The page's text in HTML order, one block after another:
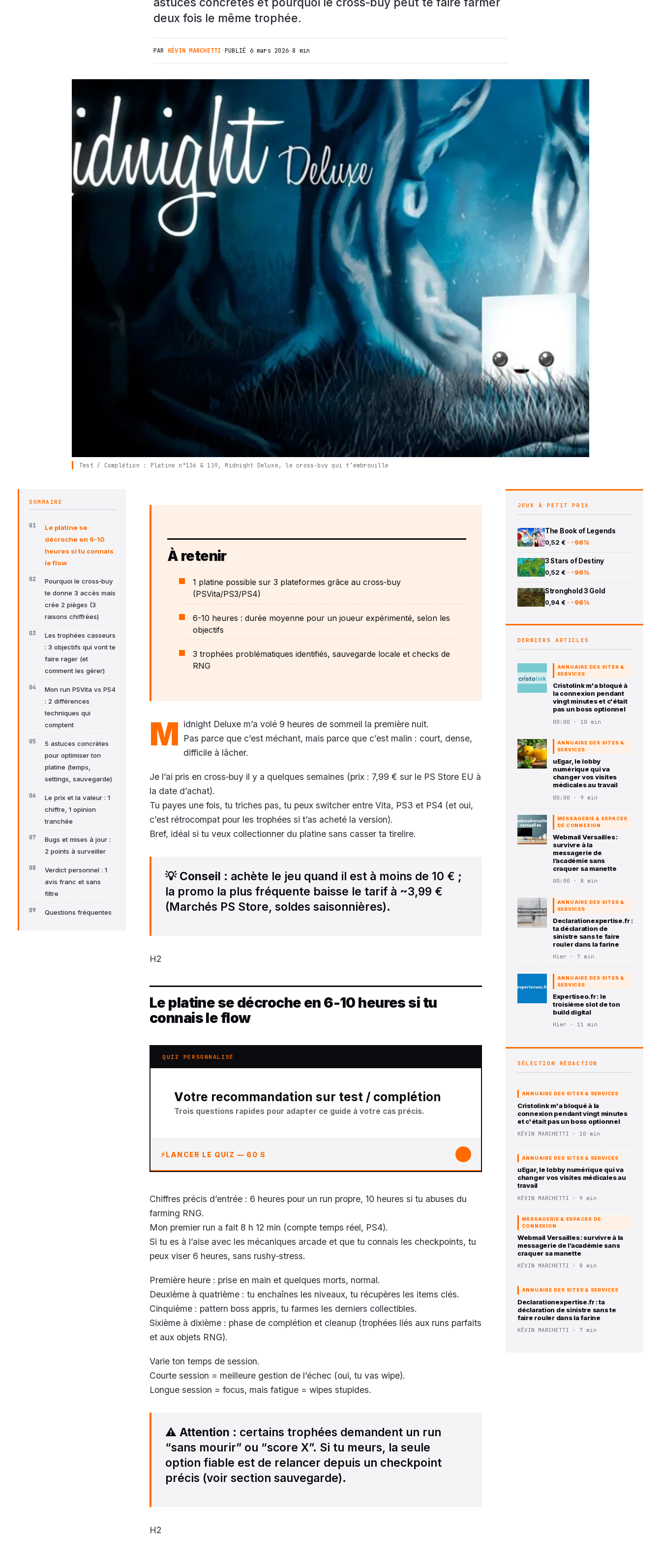
deux fois le même trophée.
PAR KÉVIN MARCHETTI ·PUBLIÉ 6 mars 2026·8 min
Test / Complétion : Platine n°136 & 139, Midnight Deluxe, le cross‑buy qui t’embrouille
SOMMAIRE
Le platine se
décroche en 6-10
heures si tu connais
le flow
Pourquoi le cross‑buy
te donne 3 accès mais
crée 2 pièges (3
raisons chiffrées)
Les trophées casseurs
: 3 objectifs qui vont te
faire rager (et
comment les gérer)
Mon run PSVita vs PS4
: 2 différences
techniques qui
comptent
5 astuces concrètes
pour optimiser ton
platine (temps,
settings, sauvegarde)
Le prix et la valeur : 1
chiffre, 1 opinion
tranchée
Bugs et mises à jour :
2 points à surveiller
Verdict personnel : 1
avis franc et sans
filtre
Questions fréquentes
À retenir
1 platine possible sur 3 plateformes grâce au cross‑buy
(PSVita/PS3/PS4)
6-10 heures : durée moyenne pour un joueur expérimenté, selon les
objectifs
3 trophées problématiques identifiés, sauvegarde locale et checks de
RNG
M idnight Deluxe m’a volé 9 heures de sommeil la première nuit.
Pas parce que c’est méchant, mais parce que c’est malin : court, dense,
difficile à lâcher.
Je l’ai pris en cross‑buy il y a quelques semaines (prix : 7,99 € sur le PS Store EU à
la date d’achat).
Tu payes une fois, tu triches pas, tu peux switcher entre Vita, PS3 et PS4 (et oui,
c’est rétrocompat pour les trophées si t’as acheté la version).
Bref, idéal si tu veux collectionner du platine sans casser ta tirelire.
💡 Conseil : achète le jeu quand il est à moins de 10 € ;
la promo la plus fréquente baisse le tarif à ~3,99 €
(Marchés PS Store, soldes saisonnières).
H2
Le platine se décroche en 6-10 heures si tu
connais le flow
QUIZ PERSONNALISÉ
Votre recommandation sur test / complétion
Trois questions rapides pour adapter ce guide à votre cas précis.
LANCER LE QUIZ — 60 S
Chiffres précis d’entrée : 6 heures pour un run propre, 10 heures si tu abuses du
farming RNG.
Mon premier run a fait 8 h 12 min (compte temps réel, PS4).
Si tu es à l’aise avec les mécaniques arcade et que tu connais les checkpoints, tu
peux viser 6 heures, sans rushy‑stress.
Première heure : prise en main et quelques morts, normal.
Deuxième à quatrième : tu enchaînes les niveaux, tu récupères les items clés.
Cinquième : pattern boss appris, tu farmes les derniers collectibles.
Sixième à dixième : phase de complétion et cleanup (trophées liés aux runs parfaits
et aux objets RNG).
Varie ton temps de session.
Courte session = meilleure gestion de l’échec (oui, tu vas wipe).
Longue session = focus, mais fatigue = wipes stupides.
⚠️ Attention : certains trophées demandent un run
“sans mourir” ou “score X”. Si tu meurs, la seule
option fiable est de relancer depuis un checkpoint
précis (voir section sauvegarde).
H2
JEUX À PETIT PRIX
The Book of Legends
0,52 € · -96%
3 Stars of Destiny
0,52 € · -96%
Stronghold 3 Gold
0,94 € · -96%
DERNIERS ARTICLES
ANNUAIRE DES SITES &
SERVICES
Cristolink m'a bloqué à
la connexion pendant
vingt minutes et c'était
pas un boss optionnel
00:00 · 10 min
ANNUAIRE DES SITES &
SERVICES
uEgar, le lobby
numérique qui va
changer vos visites
médicales au travail
00:00 · 9 min
MESSAGERIE & ESPACES
DE CONNEXION
Webmail Versailles :
survivre à la
messagerie de
l’académie sans
craquer sa manette
00:00 · 8 min
ANNUAIRE DES SITES &
SERVICES
Declarationexpertise.fr :
ta déclaration de
sinistre sans te faire
rouler dans la farine
Hier · 7 min
ANNUAIRE DES SITES &
SERVICES
Expertiseo.fr : le
troisième slot de ton
build digital
Hier · 11 min
SÉLECTION RÉDACTION
ANNUAIRE DES SITES & SERVICES
Cristolink m'a bloqué à la
connexion pendant vingt minutes
et c'était pas un boss optionnel
KÉVIN MARCHETTI · 10 min
ANNUAIRE DES SITES & SERVICES
uEgar, le lobby numérique qui va
changer vos visites médicales au
travail
KÉVIN MARCHETTI · 9 min
MESSAGERIE & ESPACES DE
CONNEXION
Webmail Versailles : survivre à la
messagerie de l’académie sans
craquer sa manette
KÉVIN MARCHETTI · 8 min
ANNUAIRE DES SITES & SERVICES
Declarationexpertise.fr : ta
déclaration de sinistre sans te
faire rouler dans la farine
KÉVIN MARCHETTI · 7 min